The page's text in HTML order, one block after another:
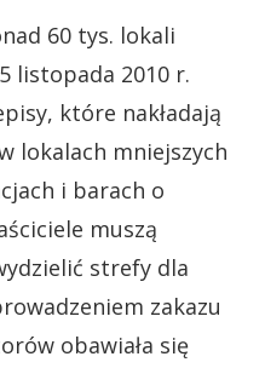
60 tys. lokali
listopada 2010 r.
które nakładają
lokalach mniejszych
i barach o
muszą
strefy dla
zakazu
obawiała się